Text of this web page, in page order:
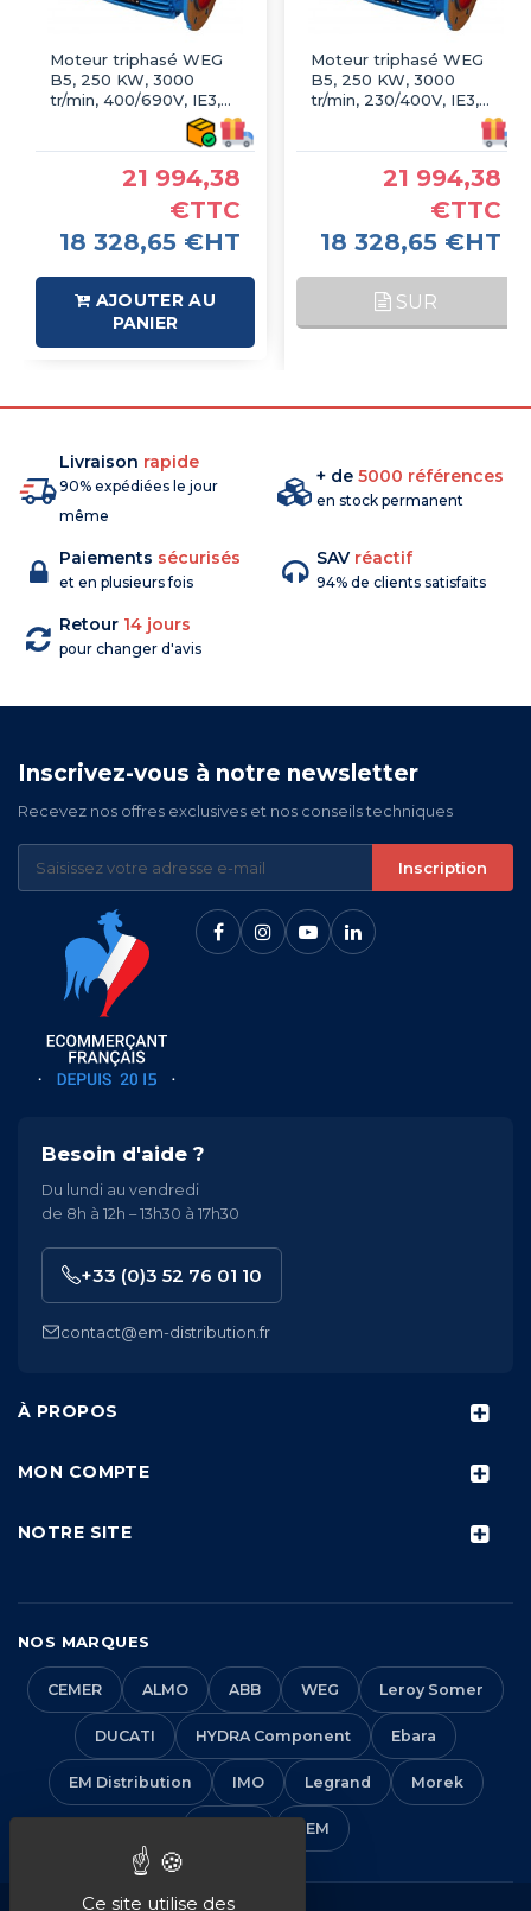
Moteur triphasé WEG
B5, 250 KW, 3000
tr/min, 400/690V, IE3,
21 994,38
€TTC
18 328,65 €HT
AJOUTER AU
PANIER
Moteur triphasé WEG
B5, 250 KW, 3000
tr/min, 230/400V, IE3,
21 994,38
€TTC
18 328,65 €HT
SUR
Livraison rapide
90% expédiées le jour
même
+ de 5000 références
en stock permanent
Paiements sécurisés
et en plusieurs fois
SAV réactif
94% de clients satisfaits
Retour 14 jours
pour changer d'avis
Inscrivez-vous à notre newsletter
Recevez nos offres exclusives et nos conseils techniques
Inscription
À PROPOS
MON COMPTE
NOTRE SITE
Besoin d'aide ?
Du lundi au vendredi
de 8h à 12h – 13h30 à 17h30
+33 (0)3 52 76 01 10
contact@em-distribution.fr
NOS MARQUES
CEMER ALMO ABB WEG Leroy Somer
DUCATI HYDRA Component Ebara
EM Distribution IMO Legrand Morek
VEM
Ce site utilise des